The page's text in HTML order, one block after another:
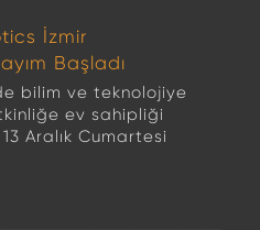
İzmir
Başladı
bilim ve teknolojiye
ev sahipliği
Aralık Cumartesi